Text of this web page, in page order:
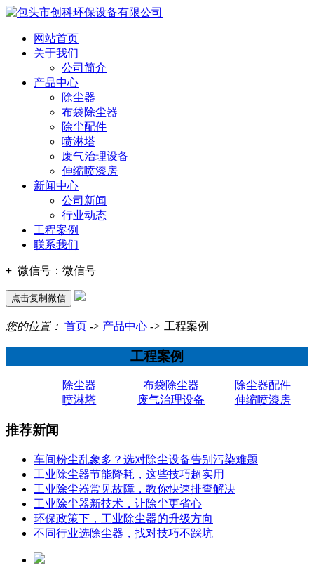
网站首页
关于我们
公司简介
产品中心
除尘器
布袋除尘器
除尘配件
喷淋塔
废气治理设备
伸缩喷漆房
新闻中心
公司新闻
行业动态
工程案例
联系我们
+ 微信号： 微信号
点击复制微信
您的位置： 首页 -> 产品中心 -> 工程案例
工程案例
除尘器 布袋除尘器
除尘器配件
喷淋塔
废气治理设备 伸缩喷漆房
推荐新闻
车间粉尘乱象多？选对除尘设备告别污染难题
工业除尘器节能降耗，这些技巧超实用
工业除尘器常见故障，教你快速排查解决
工业除尘器新技术，让除尘更省心
环保政策下，工业除尘器的升级方向
不同行业选除尘器，找对技巧不踩坑